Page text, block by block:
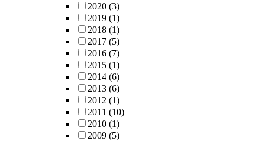
2020 (3)
2019 (1)
2018 (1)
2017 (5)
2016 (7)
2015 (1)
2014 (6)
2013 (6)
2012 (1)
2011 (10)
2010 (1)
2009 (5)